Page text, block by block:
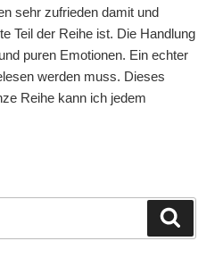
sehr zufrieden damit und
Teil der Reihe ist. Die Handlung
puren Emotionen. Ein echter
werden muss. Dieses
Reihe kann ich jedem